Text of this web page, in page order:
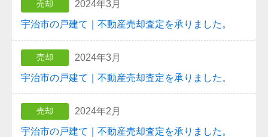
売却 2024年3月
宇治市の戸建て｜不動産売却査定を承りました。
売却 2024年3月
宇治市の戸建て｜不動産売却査定を承りました。
売却 2024年2月
宇治市の戸建て｜不動産売却査定を承りました。